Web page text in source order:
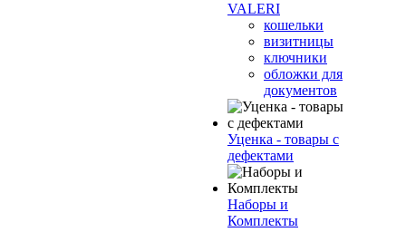
VALERI
кошельки
визитницы
ключники
обложки для
документов
Уценка - товары с
дефектами
Наборы и
Комплекты